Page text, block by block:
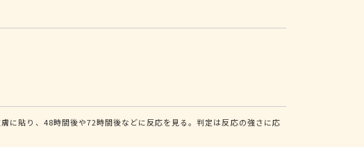
に貼り、48時間後や72時間後などに反応を見る。判定は反応の強さに応